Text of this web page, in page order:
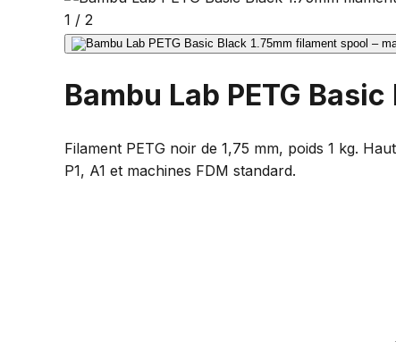
1 / 2
Bambu Lab PETG Basic
Filament PETG noir de 1,75 mm, poids 1 kg.
P1, A1 et machines FDM standard.